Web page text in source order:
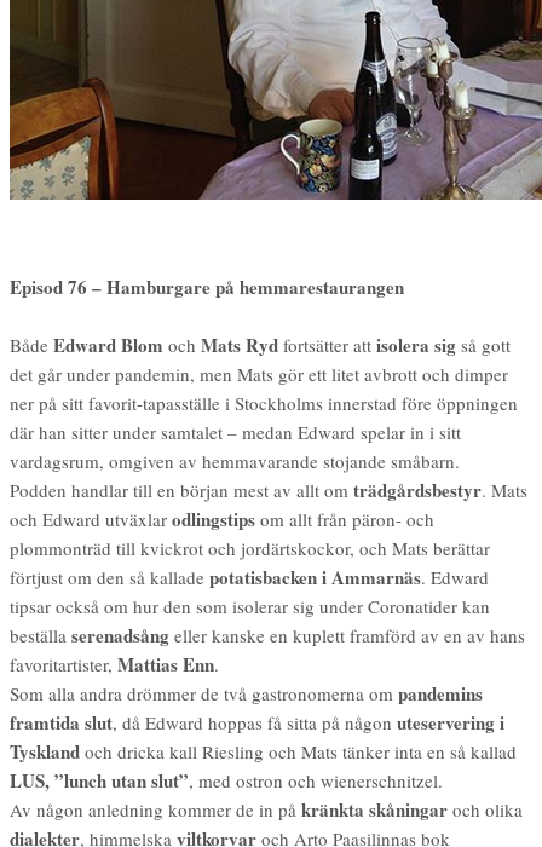
Episod 76 – Hamburgare på hemmarestaurangen
Både Edward Blom och Mats Ryd fortsätter att isolera sig så gott
det går under pandemin, men Mats gör ett litet avbrott och dimper
ner på sitt favorit-tapasställe i Stockholms innerstad före öppningen
där han sitter under samtalet – medan Edward spelar in i sitt
vardagsrum, omgiven av hemmavarande stojande småbarn.
Podden handlar till en början mest av allt om trädgårdsbestyr. Mats
och Edward utväxlar odlingstips om allt från päron- och
plommonträd till kvickrot och jordärtskockor, och Mats berättar
förtjust om den så kallade potatisbacken i Ammarnäs. Edward
tipsar också om hur den som isolerar sig under Coronatider kan
beställa serenadsång eller kanske en kuplett framförd av en av hans
favoritartister, Mattias Enn.
Som alla andra drömmer de två gastronomerna om pandemins
framtida slut, då Edward hoppas få sitta på någon uteservering i
Tyskland och dricka kall Riesling och Mats tänker inta en så kallad
LUS, ”lunch utan slut”, med ostron och wienerschnitzel.
Av någon anledning kommer de in på kränkta skåningar och olika
dialekter, himmelska viltkorvar och Arto Paasilinnas bok